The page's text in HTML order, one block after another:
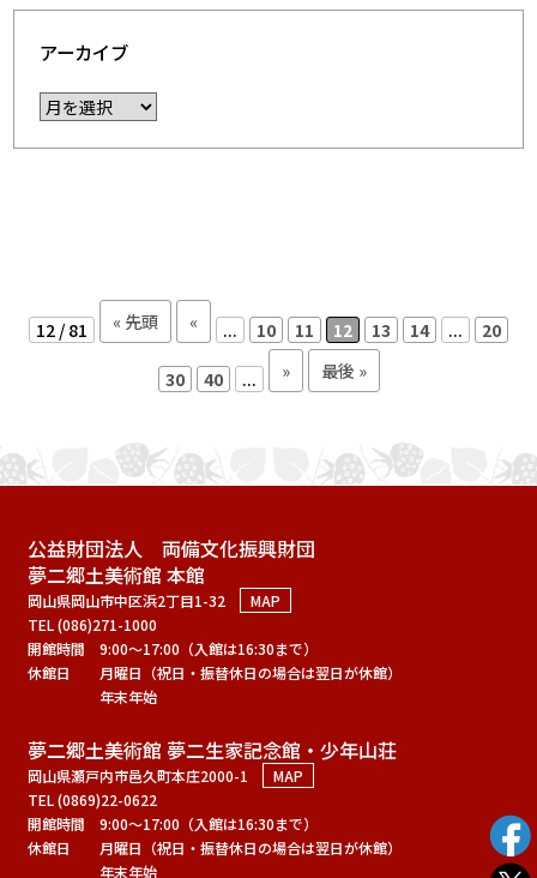
アーカイブ
12 / 81 « 先頭 « ... 10 11 12 13 14 ... 20
30 40 ... » 最後 »
公益財団法人 両備文化振興財団
夢二郷土美術館 本館
岡山県岡山市中区浜2丁目1-32
MAP
TEL (086)271-1000
開館時間
9:00～17:00（入館は16:30まで）
休館日
月曜日（祝日・振替休日の場合は翌日が休館）
年末年始
夢二郷土美術館 夢二生家記念館・少年山荘
岡山県瀬戸内市邑久町本庄2000-1
MAP
TEL (0869)22-0622
開館時間
9:00～17:00（入館は16:30まで）
休館日
月曜日（祝日・振替休日の場合は翌日が休館）
年末年始